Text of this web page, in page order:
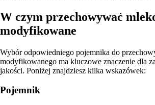
W czym przechowywać
modyfikowane
Wybór odpowiedniego pojemnika do
modyfikowanego ma kluczowe znaczenie dla
jakości. Poniżej znajdziesz kilka wskazówek:
Pojemnik